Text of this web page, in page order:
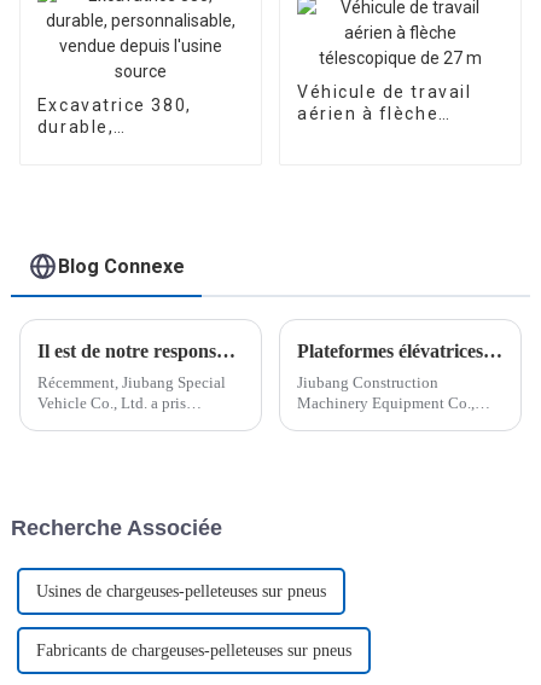
Excavatrice 380,
durable,
Véhicule de travail
aérien à flèche
Blog Connexe
Il est de notre responsabilité de livrer les véhicules par lots aux clients
Récemment, Jiubang Special
Vehicle Co., Ltd. a pris
attentes de ses clients.
Plateformes élévatrices sur mesure livrées en Azerbaïdjan, d'une qualité supérieure
Jiubang Construction
Machinery Equipment Co.,
Recherche Associée
Usines de chargeuses-pelleteuses sur pneus
Fabricants de chargeuses-pelleteuses sur pneus